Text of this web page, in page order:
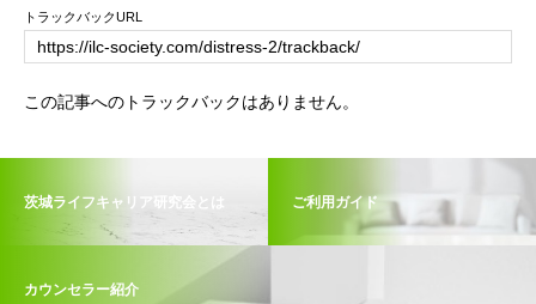
トラックバックURL
この記事へのトラックバックはありません。
茨城ライフキャリア研究会とは ご利用ガイド
カウンセラー紹介